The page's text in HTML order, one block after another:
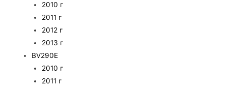
2010 г
2011 г
2012 г
2013 г
BV290E
2010 г
2011 г